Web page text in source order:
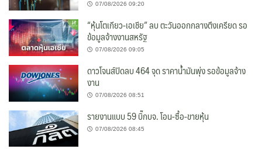
07/08/2026 09:20
“หุ้นโตเกียว-เอเชีย” ลบ ตะวันออกกลางตึงเครียด รอ
ข้อมูลจ้างงานสหรัฐ
07/08/2026 09:05
ดาวโจนส์ปิดลบ 464 จุด ราคาน้ำมันพุ่ง รอข้อมูลจ้าง
งาน
07/08/2026 08:51
รายงานแบบ 59 บิ๊กบจ. โอน-ซื้อ-ขายหุ้น
07/08/2026 08:45